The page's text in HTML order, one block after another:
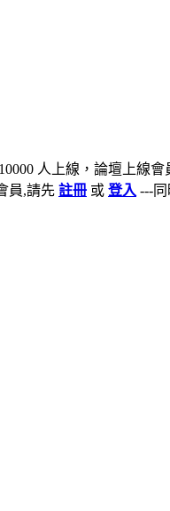
人上線，論壇上線
員,請先 註冊 或 登入 ---